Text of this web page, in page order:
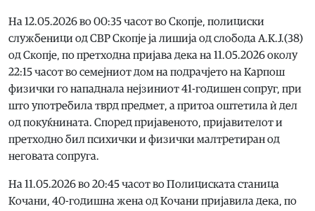
На 12.05.2026 во 00:35 часот во Скопје, полициски
службеници од СВР Скопје ја лишија од слобода А.К.Ј.(38)
од Скопје, по претходна пријава дека на 11.05.2026 околу
22:15 часот во семејниот дом на подрачјето на Карпош
физички го нападнала нејзиниот 41-годишен сопруг, при
што употребила тврд предмет, а притоа оштетила ѝ дел
од покуќнината. Според пријавеното, пријавителот и
претходно бил психички и физички малтретиран од
неговата сопруга.
На 11.05.2026 во 20:45 часот во Полициската станица
Кочани, 40-годишна жена од Кочани пријавила дека, по